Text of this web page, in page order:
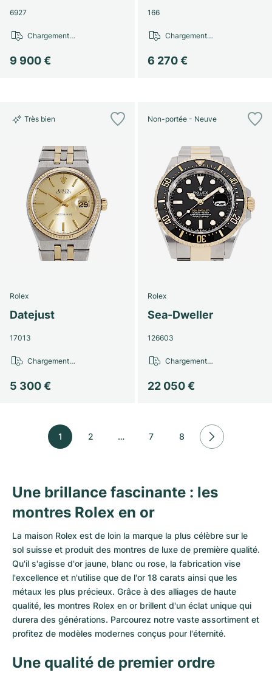
6927
9 900 €
Chargement…
166
6 270 €
Chargement…
Très bien
Rolex
Datejust
17013
5 300 €
Chargement…
Non-portée - Neuve
Rolex
Sea-Dweller
126603
22 050 €
Chargement…
1 2 … 7 8
Une brillance fascinante : les
montres Rolex en or
La maison Rolex est de loin la marque la plus célèbre sur le
sol suisse et produit des montres de luxe de première qualité.
Qu'il s'agisse d'or jaune, blanc ou rose, la fabrication vise
l'excellence et n'utilise que de l'or 18 carats ainsi que les
métaux les plus précieux. Grâce à des alliages de haute
qualité, les montres Rolex en or brillent d'un éclat unique qui
durera des générations. Parcourez notre vaste assortiment et
profitez de modèles modernes conçus pour l'éternité.
Une qualité de premier ordre